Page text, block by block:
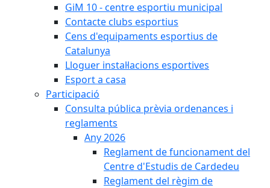
GiM 10 - centre esportiu municipal
Contacte clubs esportius
Cens d'equipaments esportius de
Catalunya
Lloguer instal·lacions esportives
Esport a casa
Participació
Consulta pública prèvia ordenances i
reglaments
Any 2026
Reglament de funcionament del
Centre d'Estudis de Cardedeu
Reglament del règim de